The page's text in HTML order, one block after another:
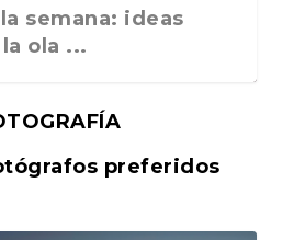
semana: ideas
ola ...
preferidos